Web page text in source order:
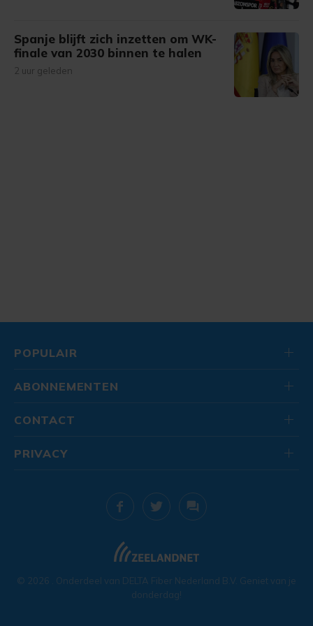
Spanje blijft zich inzetten om WK-
finale van 2030 binnen te halen
2 uur geleden
POPULAIR
ABONNEMENTEN
CONTACT
© 2026 . Onderdeel van DELTA Fiber Nederland B.V. Geniet van je
donderdag!
PRIVACY